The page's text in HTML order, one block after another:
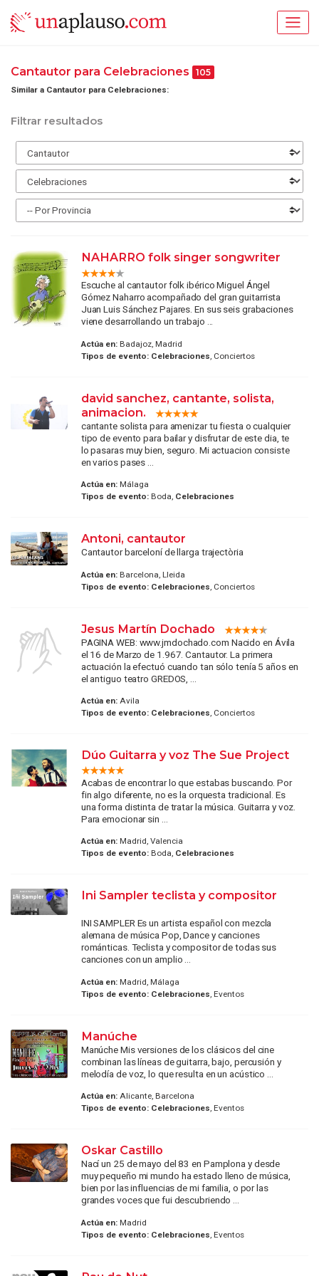
Cantautor para Celebraciones 105
Similar a Cantautor para Celebraciones:
Filtrar resultados
NAHARRO folk singer songwriter
Escuche al cantautor folk ibérico Miguel Ángel
Gómez Naharro acompañado del gran guitarrista
Juan Luis Sánchez Pajares. En sus seis grabaciones
viene desarrollando un trabajo ...
Actúa en:Badajoz, Madrid
Tipos de evento: Celebraciones, Conciertos
david sanchez, cantante, solista,
animacion.
cantante solista para amenizar tu fiesta o cualquier
tipo de evento para bailar y disfrutar de este dia, te
lo pasaras muy bien, seguro. Mi actuacion consiste
en varios pases ...
Actúa en:Málaga
Tipos de evento:Boda, Celebraciones
Antoni, cantautor
Cantautor barceloní de llarga trajectòria
Actúa en:Barcelona, Lleida
Tipos de evento: Celebraciones , Conciertos
Jesus Martín Dochado
PAGINA WEB: www.jmdochado.com Nacido en Ávila
el 16 de Marzo de 1.967. Cantautor. La primera
actuación la efectuó cuando tan sólo tenía 5 años en
el antiguo teatro GREDOS, ...
Actúa en:Avila
Tipos de evento: Celebraciones, Conciertos
Dúo Guitarra y voz The Sue Project
Acabas de encontrar lo que estabas buscando. Por
fin algo diferente, no es la orquesta tradicional. Es
una forma distinta de tratar la música. Guitarra y voz.
Para emocionar sin ...
Actúa en:Madrid, Valencia
Tipos de evento:Boda, Celebraciones
Ini Sampler teclista y compositor
INI SAMPLER Es un artista español con mezcla
alemana de música Pop, Dance y canciones
románticas. Teclista y compositor de todas sus
canciones con un amplio ...
Actúa en:Madrid, Málaga
Tipos de evento: Celebraciones, Eventos
Manúche
Manúche Mis versiones de los clásicos del cine
combinan las líneas de guitarra, bajo, percusión y
melodía de voz, lo que resulta en un acústico ...
Actúa en:Alicante, Barcelona
Tipos de evento: Celebraciones, Eventos
Oskar Castillo
Nací un 25 de mayo del 83 en Pamplona y desde
muy pequeño mi mundo ha estado lleno de música,
bien por las influencias de mi familia, o por las
grandes voces que fui descubriendo ...
Actúa en:Madrid
Tipos de evento: Celebraciones , Eventos